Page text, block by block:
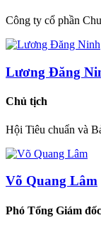
Công ty cổ phần
Lương Đăng
Chủ tịch
Hội Tiêu chuẩn và
Võ Quang Lâm
Phó Tổng Giám đốc